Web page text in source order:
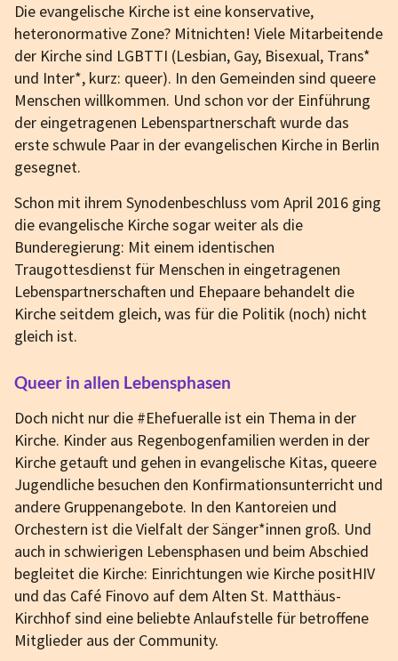
Die evangelische Kirche ist eine konservative,
heteronormative Zone? Mitnichten! Viele Mitarbeitende
der Kirche sind LGBTTI (Lesbian, Gay, Bisexual, Trans*
und Inter*, kurz: queer). In den Gemeinden sind queere
Menschen willkommen. Und schon vor der Einführung
der eingetragenen Lebenspartnerschaft wurde das
erste schwule Paar in der evangelischen Kirche in Berlin
gesegnet.
Schon mit ihrem Synodenbeschluss vom April 2016 ging
die evangelische Kirche sogar weiter als die
Bunderegierung: Mit einem identischen
Traugottesdienst für Menschen in eingetragenen
Lebenspartnerschaften und Ehepaare behandelt die
Kirche seitdem gleich, was für die Politik (noch) nicht
gleich ist.
Queer in allen Lebensphasen
Doch nicht nur die #Ehefueralle ist ein Thema in der
Kirche. Kinder aus Regenbogenfamilien werden in der
Kirche getauft und gehen in evangelische Kitas, queere
Jugendliche besuchen den Konfirmationsunterricht und
andere Gruppenangebote. In den Kantoreien und
Orchestern ist die Vielfalt der Sänger*innen groß. Und
auch in schwierigen Lebensphasen und beim Abschied
begleitet die Kirche: Einrichtungen wie Kirche positHIV
und das Café Finovo auf dem Alten St. Matthäus-
Kirchhof sind eine beliebte Anlaufstelle für betroffene
Mitglieder aus der Community.